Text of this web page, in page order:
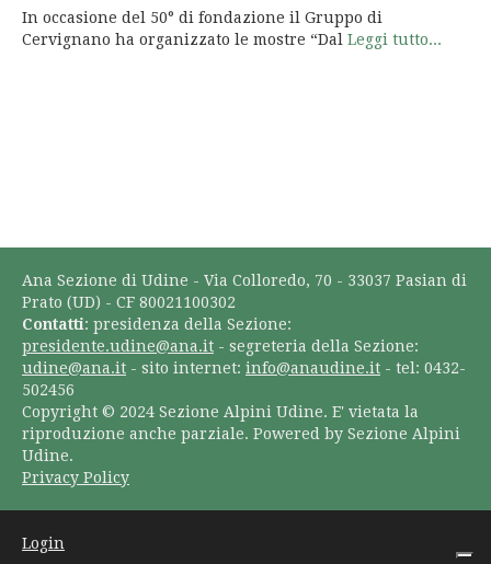
In occasione del 50° di fondazione il Gruppo di
Cervignano ha organizzato le mostre “Dal Leggi tutto...
Ana Sezione di Udine - Via Colloredo, 70 - 33037 Pasian di
Prato (UD) - CF 80021100302
Contatti: presidenza della Sezione:
presidente.udine@ana.it - segreteria della Sezione:
udine@ana.it - sito internet: info@anaudine.it - tel: 0432-
502456
Copyright © 2024 Sezione Alpini Udine. E' vietata la
riproduzione anche parziale. Powered by Sezione Alpini
Udine.
Privacy Policy
Login